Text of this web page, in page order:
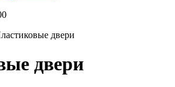
двери
двери